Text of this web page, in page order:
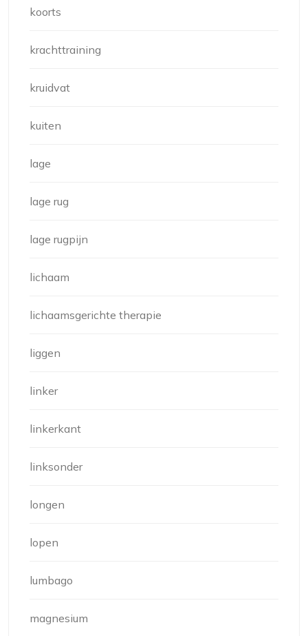
koorts
krachttraining
kruidvat
kuiten
lage
lage rug
lage rugpijn
lichaam
lichaamsgerichte therapie
liggen
linker
linkerkant
linksonder
longen
lopen
lumbago
magnesium